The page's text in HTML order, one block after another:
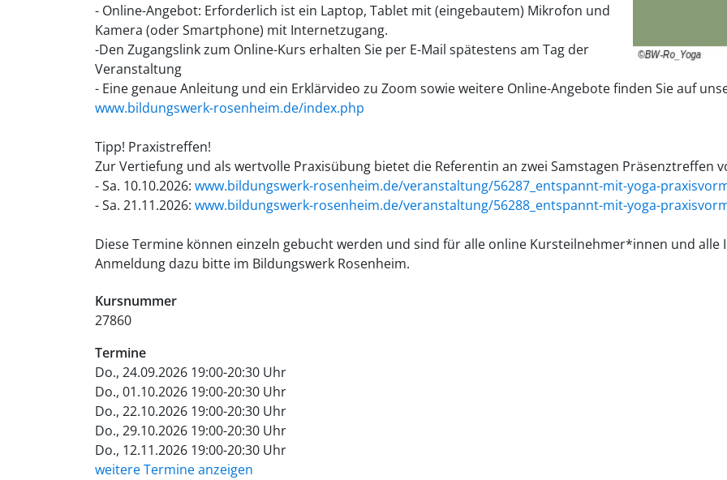
- Online-Angebot: Erforderlich ist ein Laptop, Tablet mit (eingebautem) Mikrofon und
Kamera (oder Smartphone) mit Internetzugang.
-Den Zugangslink zum Online-Kurs erhalten Sie per E-Mail spätestens am Tag der
Veranstaltung
- Eine genaue Anleitung und ein Erklärvideo zu Zoom sowie weitere Online-Angebote finden Sie auf
www.bildungswerk-rosenheim.de/index.php
Tipp! Praxistreffen!
Zur Vertiefung und als wertvolle Praxisübung bietet die Referentin an zwei Samstagen Präsenztreffen
- Sa. 10.10.2026: www.bildungswerk-rosenheim.de/veranstaltung/56287_entspannt-mit-yoga-
- Sa. 21.11.2026: www.bildungswerk-rosenheim.de/veranstaltung/56288_entspannt-mit-yoga-
Diese Termine können einzeln gebucht werden und sind für alle online Kursteilnehmer*innen und alle
Anmeldung dazu bitte im Bildungswerk Rosenheim.
Kursnummer
27860
Termine
Do., 24.09.2026 19:00-20:30 Uhr
Do., 01.10.2026 19:00-20:30 Uhr
Do., 22.10.2026 19:00-20:30 Uhr
Do., 29.10.2026 19:00-20:30 Uhr
Do., 12.11.2026 19:00-20:30 Uhr
weitere Termine anzeigen